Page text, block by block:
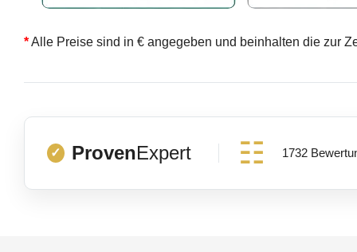
*Alle Preise sind in € angegeben und beinhalten die zur
✓ ProvenExpert 1732